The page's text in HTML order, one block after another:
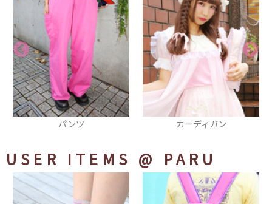
カーディガン ワンピース
USER ITEMS @ PARU